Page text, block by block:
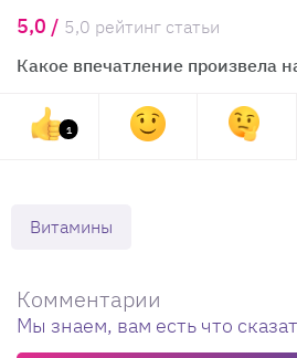
5,0 / 5,0 рейтинг статьи
Какое впечатление произвела
1
Витамины
Комментарии
Мы знаем, вам есть что